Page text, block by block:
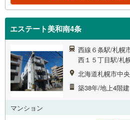
エステート美和南4条
西線６条駅/札幌
西１５丁目駅/札
北海道札幌市中
築38年/地上4階
マンション